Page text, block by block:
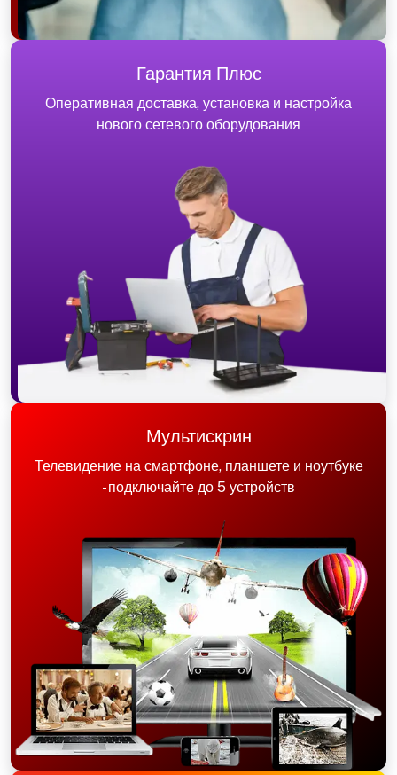
Гарантия Плюс
Оперативная доставка, установка и настройка
нового сетевого оборудования
Мультискрин
Телевидение на смартфоне, планшете и ноутбуке
- подключайте до 5 устройств